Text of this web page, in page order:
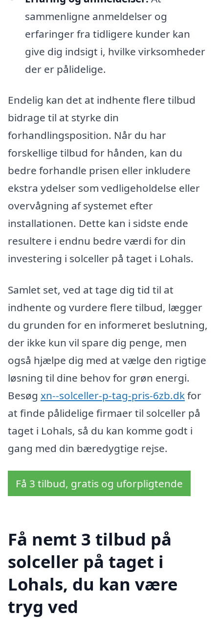
sammenligne anmeldelser og
erfaringer fra tidligere kunder kan
give dig indsigt i, hvilke virksomheder
der er pålidelige.
Endelig kan det at indhente flere tilbud
bidrage til at styrke din
forhandlingsposition. Når du har
forskellige tilbud for hånden, kan du
bedre forhandle prisen eller inkludere
ekstra ydelser som vedligeholdelse eller
overvågning af systemet efter
installationen. Dette kan i sidste ende
resultere i endnu bedre værdi for din
investering i solceller på taget i Lohals.
Samlet set, ved at tage dig tid til at
indhente og vurdere flere tilbud, lægger
du grunden for en informeret beslutning,
der ikke kun vil spare dig penge, men
også hjælpe dig med at vælge den rigtige
løsning til dine behov for grøn energi.
Besøg xn--solceller-p-tag-pris-6zb.dkfor
at finde pålidelige firmaer til solceller på
taget i Lohals, så du kan komme godt i
gang med din bæredygtige rejse.
Få 3 tilbud, gratis og uforpligtende
Få nemt 3 tilbud på
solceller på taget i
Lohals, du kan være
tryg ved